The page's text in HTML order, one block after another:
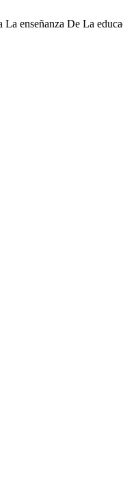
enseñanza De La